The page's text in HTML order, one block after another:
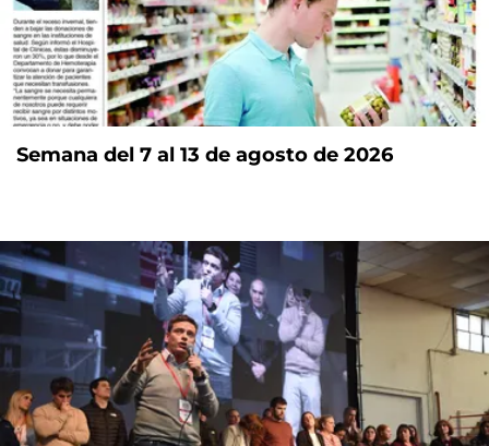
Semana del 7 al 13 de agosto de 2026